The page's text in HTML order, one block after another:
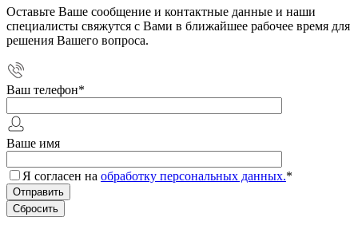
Оставьте Ваше сообщение и контактные данные и наши
специалисты свяжутся с Вами в ближайшее рабочее время для
решения Вашего вопроса.
Ваш телефон*
Ваше имя
Я согласен на обработку персональных данных.*